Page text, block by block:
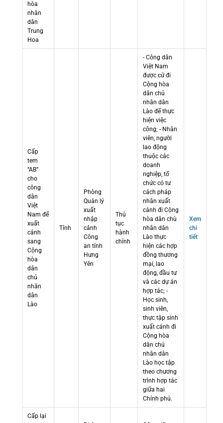
hòa
nhân
dân
Trung
Hoa
Cấp
tem
“AB”
cho
công
dân
Việt
Nam để
xuất
cảnh
sang
Cộng
hòa
dân
chủ
nhân
dân
Lào
Tỉnh
Phòng
Quản lý
xuất
nhập
cảnh
Công
an tỉnh
Hưng
Yên
Thủ
tục
hành
chính
- Công dân
Việt Nam
được cử đi
Cộng hòa
dân chủ
nhân dân
Lào để thực
hiện việc
công; - Nhân
viên, người
lao động
thuộc các
doanh
nghiệp, tổ
chức có tư
cách pháp
nhân xuất
cảnh đi Cộng
hòa dân chù
nhân dân
Lào thực
hiện các hợp
đồng thương
mại, lao
động, đầu tư
và các dự án
hợp tác; -
Học sinh,
sinh viên,
thực tập sinh
xuất cảnh đi
Cộng hòa
dân chủ
nhân dân
Lào học tập
theo chương
trình hợp tác
giữa hai
Chính phủ.
Xem
chi
tiết
Cấp lại